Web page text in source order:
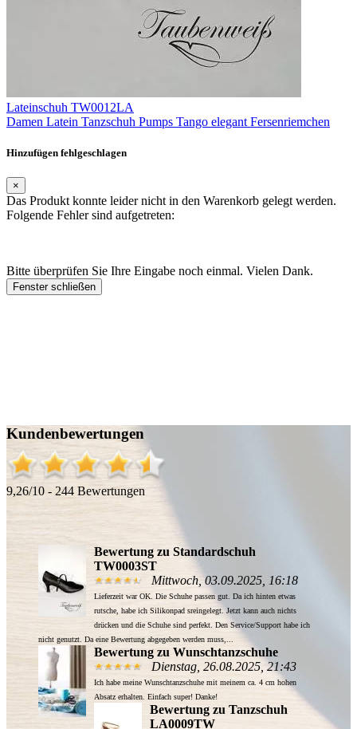
Lateinschuh TW0012LA
Damen Latein Tanzschuh Pumps Tango elegant Fersenriemchen
Hinzufügen fehlgeschlagen
×
Das Produkt konnte leider nicht in den Warenkorb gelegt werden.
Folgende Fehler sind aufgetreten:
Bitte überprüfen Sie Ihre Eingabe noch einmal. Vielen Dank.
Fenster schließen
Kundenbewertungen
9,26/10 - 244 Bewertungen
Bewertung zu Standardschuh
TW0003ST
Mittwoch, 03.09.2025, 16:18
Lieferzeit war OK. Die Schuhe passen gut. Da ich hinten etwas
rutsche, habe ich Silikonpad sreingelegt. Jetzt kann auch nichts
drücken und die Schuhe sind perfekt. Den Service/Support habe ich
nicht genutzt. Da eine Bewertung abgegeben werden muss,...
Bewertung zu Wunschtanzschuhe
Dienstag, 26.08.2025, 21:43
Ich habe meine Wunschtanzschuhe mit meinem ca. 4 cm hohen
Absatz erhalten. Einfach super! Danke!
Bewertung zu Tanzschuh
LA0009TW